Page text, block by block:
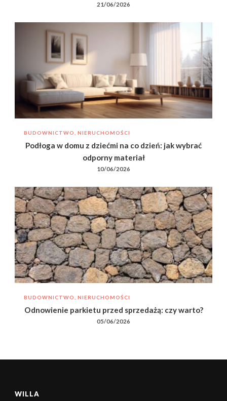
21/06/2026
BUDOWNICTWO, NIERUCHOMOŚCI
Podłoga w domu z dziećmi na co dzień: jak wybrać
odporny materiał
10/06/2026
BUDOWNICTWO, NIERUCHOMOŚCI
Odnowienie parkietu przed sprzedażą: czy warto?
05/06/2026
WILLA